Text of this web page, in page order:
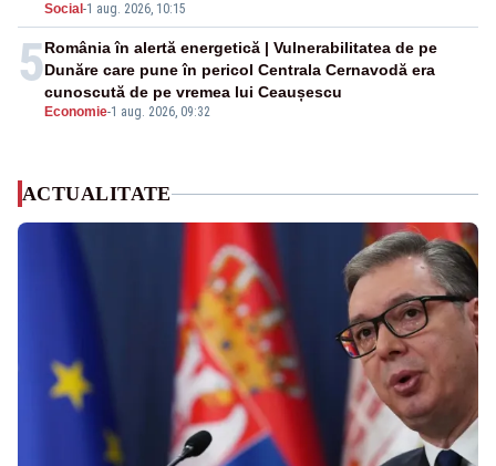
Social -1 aug. 2026, 10:15
5
Economie-1 aug. 2026, 09:32
România în alertă energetică | Vulnerabilitatea de pe
Dunăre care pune în pericol Centrala Cernavodă era
cunoscută de pe vremea lui Ceaușescu
ACTUALITATE